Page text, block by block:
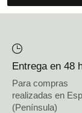
Entrega en 48
Para compras
realizadas en
(Península)